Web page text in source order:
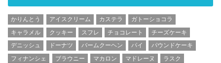
かりんとう アイスクリーム カステラ
ガトーショコラ
キャラメル
クッキー スフレ チョコレート
チーズケーキ
デニッシュ
ドーナツ バームクーヘン パイ
パウンドケーキ
フィナンシェ
ブラウニー マカロン マドレーヌ
ラスク